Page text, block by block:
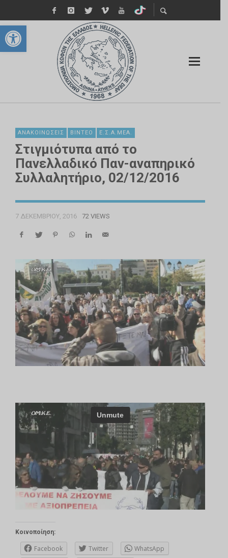
Ανοίξτε τη γραμμή εργαλείων
ΑΝΑΚΟΙΝΏΣΕΙΣ ΒΊΝΤΕΟ Ε.Σ.Α.ΜΕΑ.
Στιγμιότυπα από το
Πανελλαδικό Παν-αναπηρικό
Συλλαλητήριο, 02/12/2016
7 ΔΕΚΕΜΒΡΊΟΥ, 2016 72 VIEWS
Κοινοποίηση:
Facebook Twitter
WhatsApp